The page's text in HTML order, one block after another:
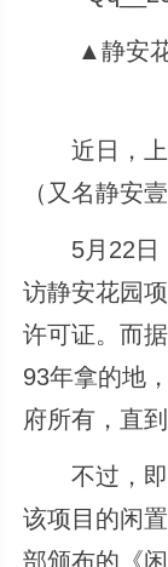
▲静安花
近日，上
（又名静安
5月22日，
访静安花园
许可证。而
93年拿的地
府所有，直
不过，即
该项目的闲
部颁布的《